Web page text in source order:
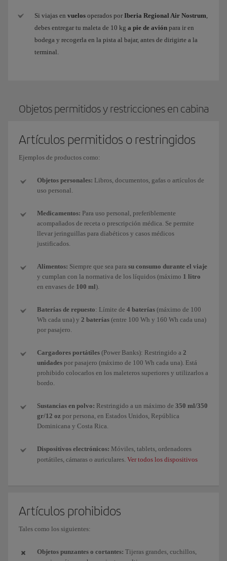
Si viajas en vuelos operados por Iberia Regional Air Nostrum,
debes entregar tu maleta de 10 kg a pie de avión para ir en
bodega y recogerla en la pista al bajar, antes de dirigirte a la
terminal.
Objetos permitidos y restricciones en cabina
Artículos permitidos o restringidos
Ejemplos de productos como:
Objetos personales: Libros, documentos, gafas o artículos de
uso personal.
Medicamentos: Para uso personal, preferiblemente
acompañados de receta o prescripción médica. Se permite
llevar jeringuillas para diabéticos y casos médicos
justificados.
Alimentos: Siempre que sea para su consumo durante el viaje
y cumplan con la normativa de los líquidos (máximo 1 litro
en envases de 100 ml).
Baterías de repuesto: Límite de 4 baterías (máximo de 100
Wh cada una) y 2 baterías (entre 100 Wh y 160 Wh cada una)
por pasajero.
Cargadores portátiles (Power Banks): Restringido a 2
unidades por pasajero (máximo de 100 Wh cada una). Está
prohibido colocarlos en los maleteros superiores y utilizarlos a
bordo.
Sustancias en polvo: Restringido a un máximo de 350 ml/350
gr/12 oz por persona, en Estados Unidos, República
Dominicana y Costa Rica.
Dispositivos electrónicos: Móviles, tablets, ordenadores
portátiles, cámaras o auriculares. Ver todos los dispositivos
Artículos prohibidos
Tales como los siguientes:
Objetos punzantes o cortantes: Tijeras grandes, cuchillos,